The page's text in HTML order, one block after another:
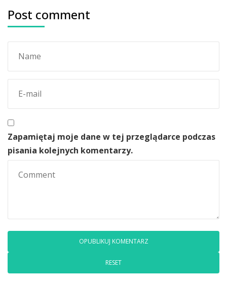
Post comment
Zapamiętaj moje dane w tej przeglądarce podczas
pisania kolejnych komentarzy.
RESET